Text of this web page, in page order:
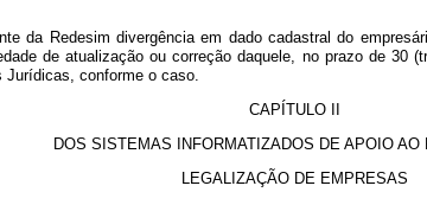
da Redesim divergência em dado cadastral do
de atualização ou correção daquele, no prazo de 30
Jurídicas, conforme o caso.
CAPÍTULO II
DOS SISTEMAS INFORMATIZADOS DE APOIO AO
LEGALIZAÇÃO DE EMPRESAS